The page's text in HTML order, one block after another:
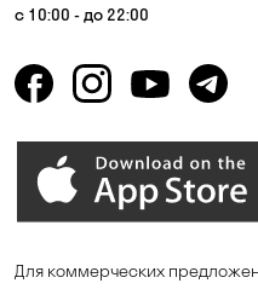
с 10:00 - до 22:00
Для коммерческих